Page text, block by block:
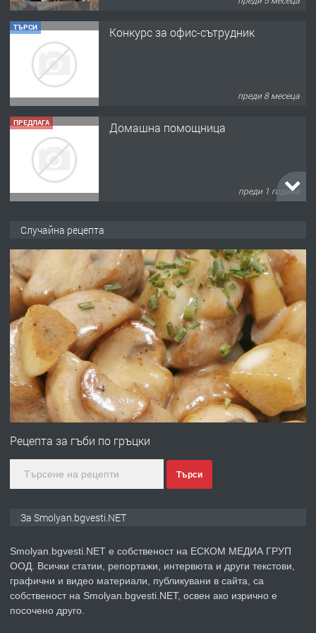
ПРЕДЛАГА Домашна помощница
преди 1 година
ПРЕДЛАГА Къща в Марония, Гърция
преди 2 години
НЕГОВОТО КАЧЕСТВО
преди 2 години
ПРЕДЛАГА Имот в Северна Гърция, до Кавала
преди 2 години
ПРЕДЛАГА Иглолистни Пелети клас А1
преди 2 години
ТЪРСИ Търсят се строителни работници
Случайна рецепта
Рецепта за гъби по гръцки
Търси
За Smolyan.bgvesti.NET
Smolyan.bgvesti.NET е собственост на ЕСКОМ МЕДИА ГРУП
ООД. Всички статии, репортажи, интервюта и други текстови,
графични и видео материали, публикувани в сайта, са
собственост на Smolyan.bgvesti.NET, освен ако изрично е
посочено друго.